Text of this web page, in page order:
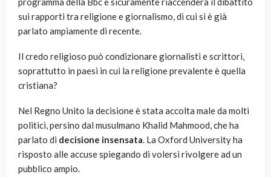
sui rapporti tra religione e giornalismo, di cui si è già
parlato ampiamente di recente.
Il credo religioso può condizionare giornalisti e scrittori,
soprattutto in paesi in cui la religione prevalente è quella
cristiana?
Nel Regno Unito la decisione è stata accolta male da molti
politici, persino dal musulmano Khalid Mahmood, che ha
parlato di decisione insensata. La Oxford University ha
risposto alle accuse spiegando di volersi rivolgere ad un
pubblico ampio.